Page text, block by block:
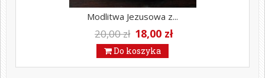
Modlitwa Jezusowa z...
20,00 zł 18,00 zł
Do koszyka